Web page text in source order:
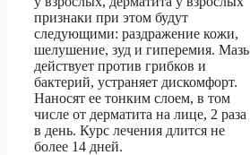
признаки при этом будут
следующими: раздражение кожи,
шелушение, зуд и гиперемия. Мазь
действует против грибков и
бактерий, устраняет дискомфорт.
Наносят ее тонким слоем, в том
числе от дерматита на лице, 2 раза
в день. Курс лечения длится не
более 14 дней.